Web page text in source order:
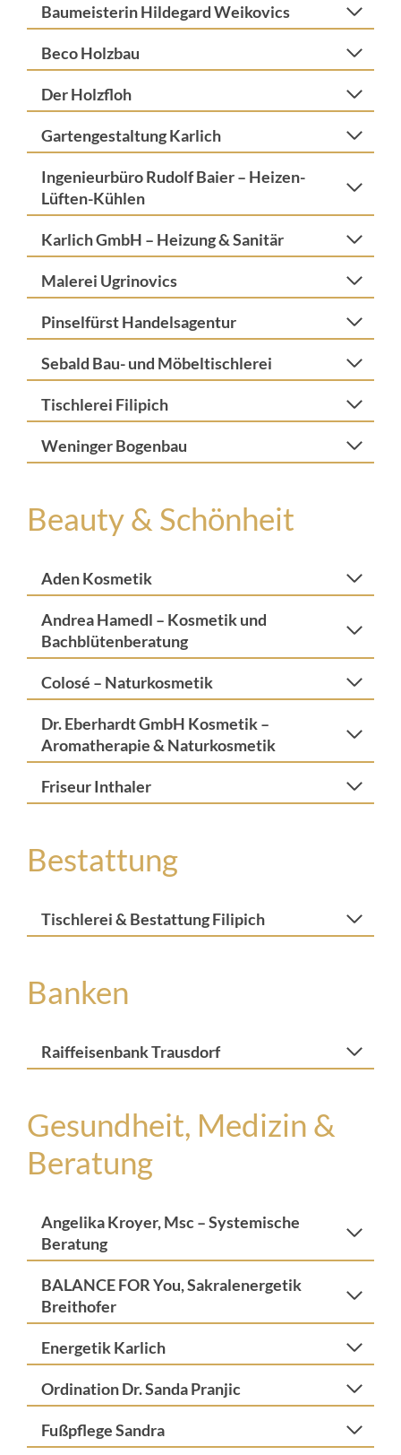
Baumeisterin Hildegard Weikovics
Beco Holzbau
Der Holzfloh
Gartengestaltung Karlich
Ingenieurbüro Rudolf Baier – Heizen-
Lüften-Kühlen
Karlich GmbH – Heizung & Sanitär
Malerei Ugrinovics
Pinselfürst Handelsagentur
Sebald Bau- und Möbeltischlerei
Tischlerei Filipich
Weninger Bogenbau
Beauty & Schönheit
Aden Kosmetik
Andrea Hamedl – Kosmetik und
Bachblütenberatung
Colosé – Naturkosmetik
Dr. Eberhardt GmbH Kosmetik –
Aromatherapie & Naturkosmetik
Friseur Inthaler
Bestattung
Tischlerei & Bestattung Filipich
Banken
Raiffeisenbank Trausdorf
Gesundheit, Medizin &
Beratung
Angelika Kroyer, Msc – Systemische
Beratung
BALANCE FOR You, Sakralenergetik
Breithofer
Energetik Karlich
Ordination Dr. Sanda Pranjic
Fußpflege Sandra